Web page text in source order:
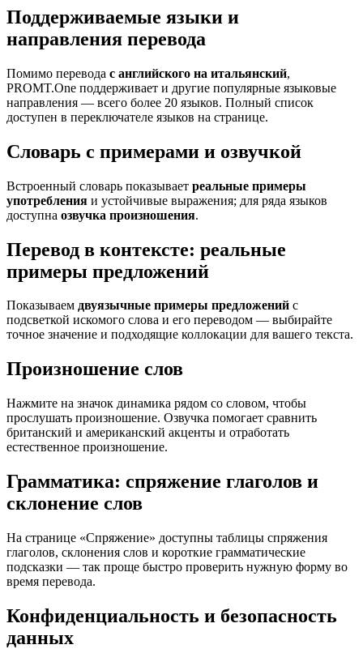
Поддерживаемые языки и
направления перевода
Помимо перевода с английского на итальянский,
PROMT.One поддерживает и другие популярные языковые
направления — всего более 20 языков. Полный список
доступен в переключателе языков на странице.
Словарь с примерами и озвучкой
Встроенный словарь показывает реальные примеры
употребления и устойчивые выражения; для ряда языков
доступна озвучка произношения.
Перевод в контексте: реальные
примеры предложений
Показываем двуязычные примеры предложений с
подсветкой искомого слова и его переводом — выбирайте
точное значение и подходящие коллокации для вашего текста.
Произношение слов
Нажмите на значок динамика рядом со словом, чтобы
прослушать произношение. Озвучка помогает сравнить
британский и американский акценты и отработать
естественное произношение.
Грамматика: спряжение глаголов и
склонение слов
На странице «Спряжение» доступны таблицы спряжения
глаголов, склонения слов и короткие грамматические
подсказки — так проще быстро проверить нужную форму во
время перевода.
Конфиденциальность и безопасность
данных